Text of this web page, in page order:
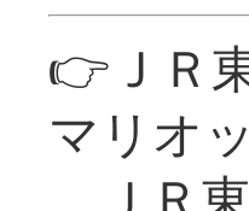
👉ＪＲ
マリオ